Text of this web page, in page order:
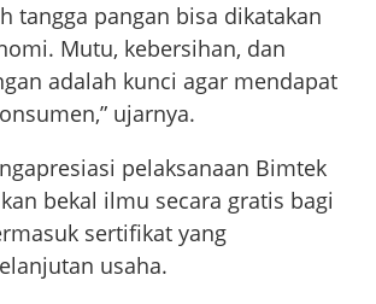
tangga pangan bisa dikatakan
Mutu, kebersihan, dan
adalah kunci agar mendapat
ujarnya.
pelaksanaan Bimtek
bekal ilmu secara gratis bagi
sertifikat yang
usaha.